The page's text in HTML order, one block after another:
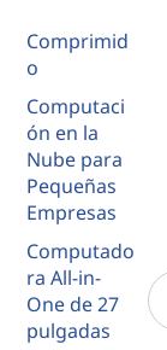
Comprimid
o
Computaci
ón en la
Nube para
Pequeñas
Empresas
Computado
ra All-in-
One de 27
pulgadas